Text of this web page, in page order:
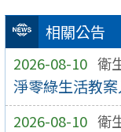
相關公告
2026-08-10 衛
淨零綠生活教
2026-08-10 衛